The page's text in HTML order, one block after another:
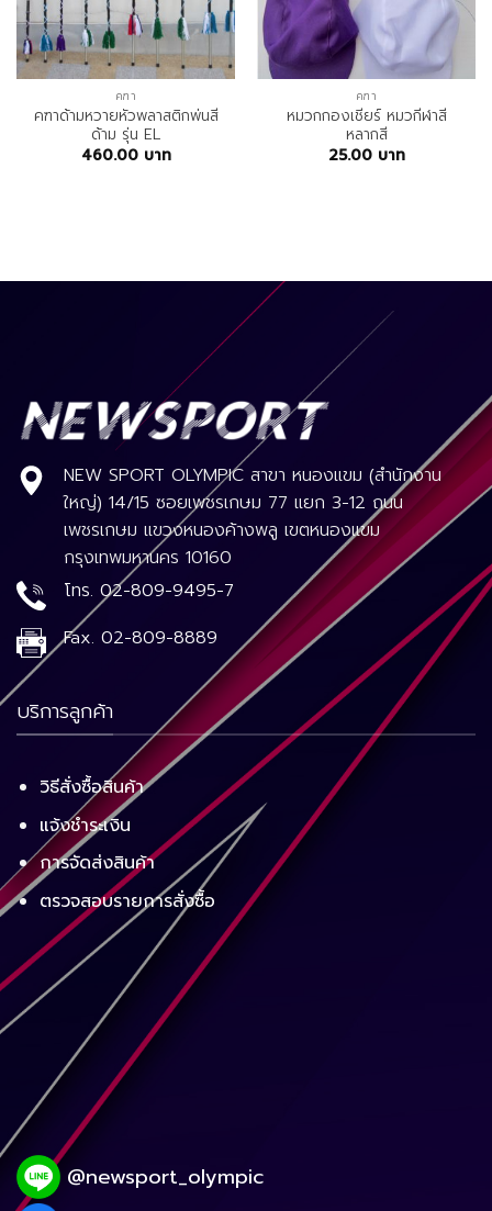
คฑา
คฑาด้ามหวายหัวพลาสติกพ่นสี
ด้าม รุ่น EL
460.00 บาท
คฑา
หมวกกองเชียร์ หมวกีฬาสี
หลากสี
25.00 บาท
NEW SPORT OLYMPIC สาขา หนองแขม (สำนักงาน
ใหญ่) 14/15 ซอยเพชรเกษม 77 แยก 3-12 ถนน
เพชรเกษม แขวงหนองค้างพลู เขตหนองแขม
กรุงเทพมหานคร 10160
โทร. 02-809-9495-7
Fax. 02-809-8889
บริการลูกค้า
วิธีสั่งซื้อสินค้า
แจ้งชำระเงิน
การจัดส่งสินค้า
ตรวจสอบรายการสั่งซื้อ
@newsport_olympic